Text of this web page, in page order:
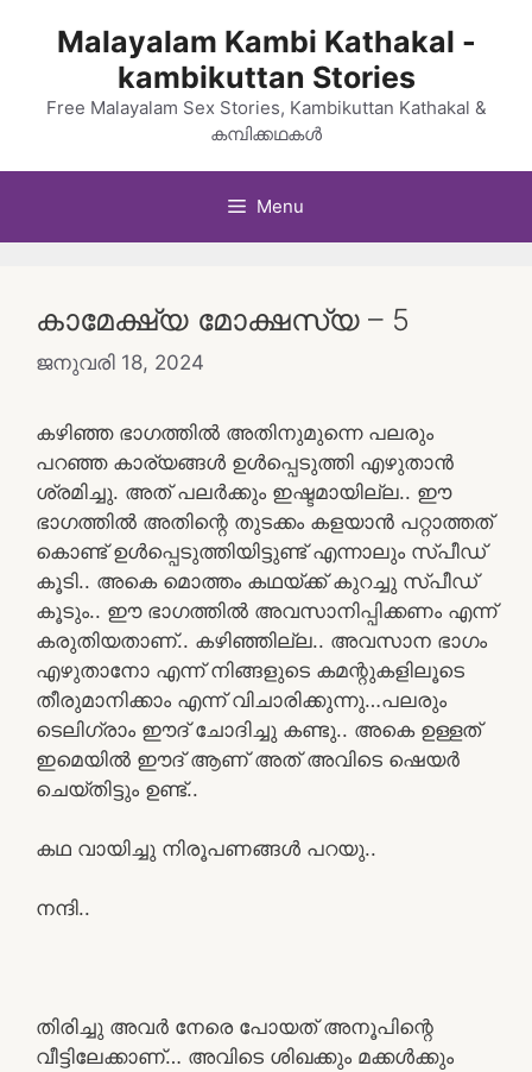
Malayalam Kambi Kathakal -
kambikuttan Stories
Free Malayalam Sex Stories, Kambikuttan Kathakal &
കമ്പിക്കഥകൾ
Menu
കാമേക്ഷ്യ മോക്ഷസ്യ – 5
ജനുവരി 18, 2024
കഴിഞ്ഞ ഭാഗത്തിൽ അതിനുമുന്നെ പലരും
പറഞ്ഞ കാര്യങ്ങൾ ഉൾപ്പെടുത്തി എഴുതാൻ
ശ്രമിച്ചു. അത് പലർക്കും ഇഷ്ടമായില്ല.. ഈ
ഭാഗത്തിൽ അതിന്റെ തുടക്കം കളയാൻ പറ്റാത്തത്
കൊണ്ട് ഉൾപ്പെടുത്തിയിട്ടുണ്ട് എന്നാലും സ്പീഡ്
കൂടി.. അകെ മൊത്തം കഥയ്ക്ക് കുറച്ചു സ്പീഡ്
കൂടും.. ഈ ഭാഗത്തിൽ അവസാനിപ്പിക്കണം എന്ന്
കരുതിയതാണ്.. കഴിഞ്ഞില്ല.. അവസാന ഭാഗം
എഴുതാനോ എന്ന് നിങ്ങളുടെ കമന്റുകളിലൂടെ
തീരുമാനിക്കാം എന്ന് വിചാരിക്കുന്നു…പലരും
ടെലിഗ്രാം ഈദ് ചോദിച്ചു കണ്ടു.. അകെ ഉള്ളത്
ഇമെയിൽ ഈദ് ആണ് അത് അവിടെ ഷെയർ
ചെയ്തിട്ടും ഉണ്ട്..
കഥ വായിച്ചു നിരൂപണങ്ങൾ പറയു..
നന്ദി..
തിരിച്ചു അവർ നേരെ പോയത് അനൂപിന്റെ
വീട്ടിലേക്കാണ്… അവിടെ ശിഖക്കും മക്കൾക്കും